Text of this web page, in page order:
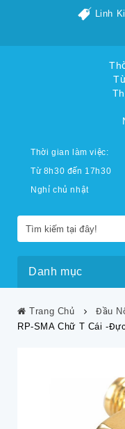
Linh
Thời gian làm việc:
Từ 8h30 đến 17h30
Nghỉ chủ nhật
Danh mục
Trang Chủ Đầu
RP-SMA Chữ T Cái -